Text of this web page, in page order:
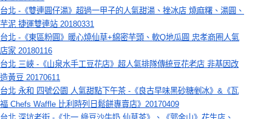
台北 -《雙連圓仔湯》超過一甲子的人氣甜湯、挫冰店 燒麻糬、湯圓、
芋泥 捷運雙連站 20180331
台北 -《東區粉圓》暖心燒仙草+綿密芋頭、軟Q地瓜圓 忠孝商圈人氣
店家 20180116
台北 三峽 -《山泉水手工豆花店》超人氣排隊傳統豆花老店 非基因改
造黃豆 20170611
台北 永和 四號公園 人氣甜點下午茶 -《良古早味黑砂糖剉冰》&《瓦
福 Chefs Waffle 比利時列日鬆餅專賣店》20170409